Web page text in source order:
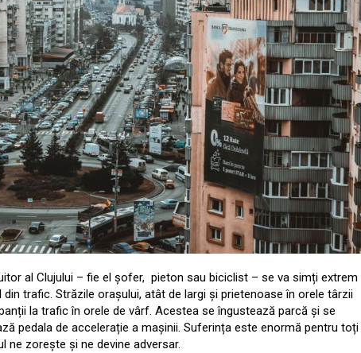
al Clujului – fie el șofer, pieton sau biciclist – se va simți extrem
trafic. Străzile orașului, atât de largi și prietenoase în orele târzii
la trafic în orele de vârf. Acestea se îngustează parcă și se
pedala de accelerație a mașinii. Suferința este enormă pentru toți
ne zorește și ne devine adversar.